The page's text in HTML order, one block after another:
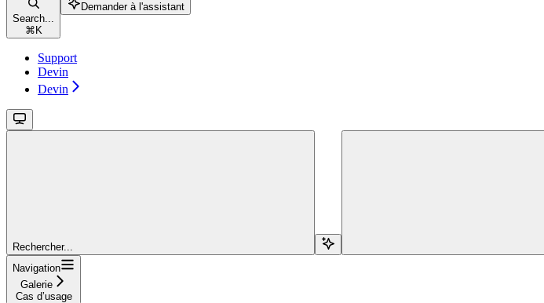
Search...
⌘ K
Demander à l'assistant
Support
Devin
Devin
Rechercher...
Navigation
Galerie
Cas d’usage